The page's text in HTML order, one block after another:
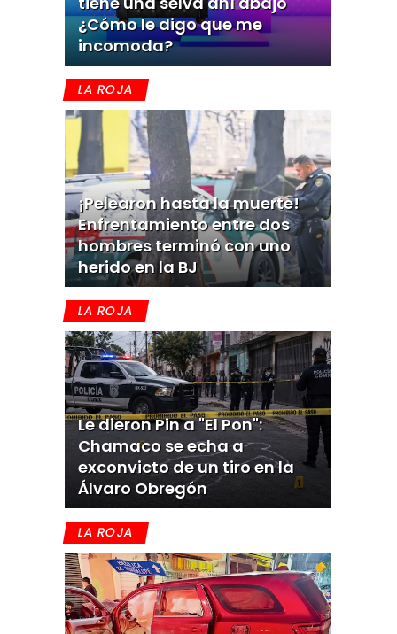
¿Cómo le digo que me
incomoda?
LA ROJA
¡Pelearon hasta la muerte!
Enfrentamiento entre dos
hombres terminó con uno
herido en la BJ
LA ROJA
Le dieron Pin a "El Pon":
Chamaco se echa a
exconvicto de un tiro en la
Álvaro Obregón
LA ROJA